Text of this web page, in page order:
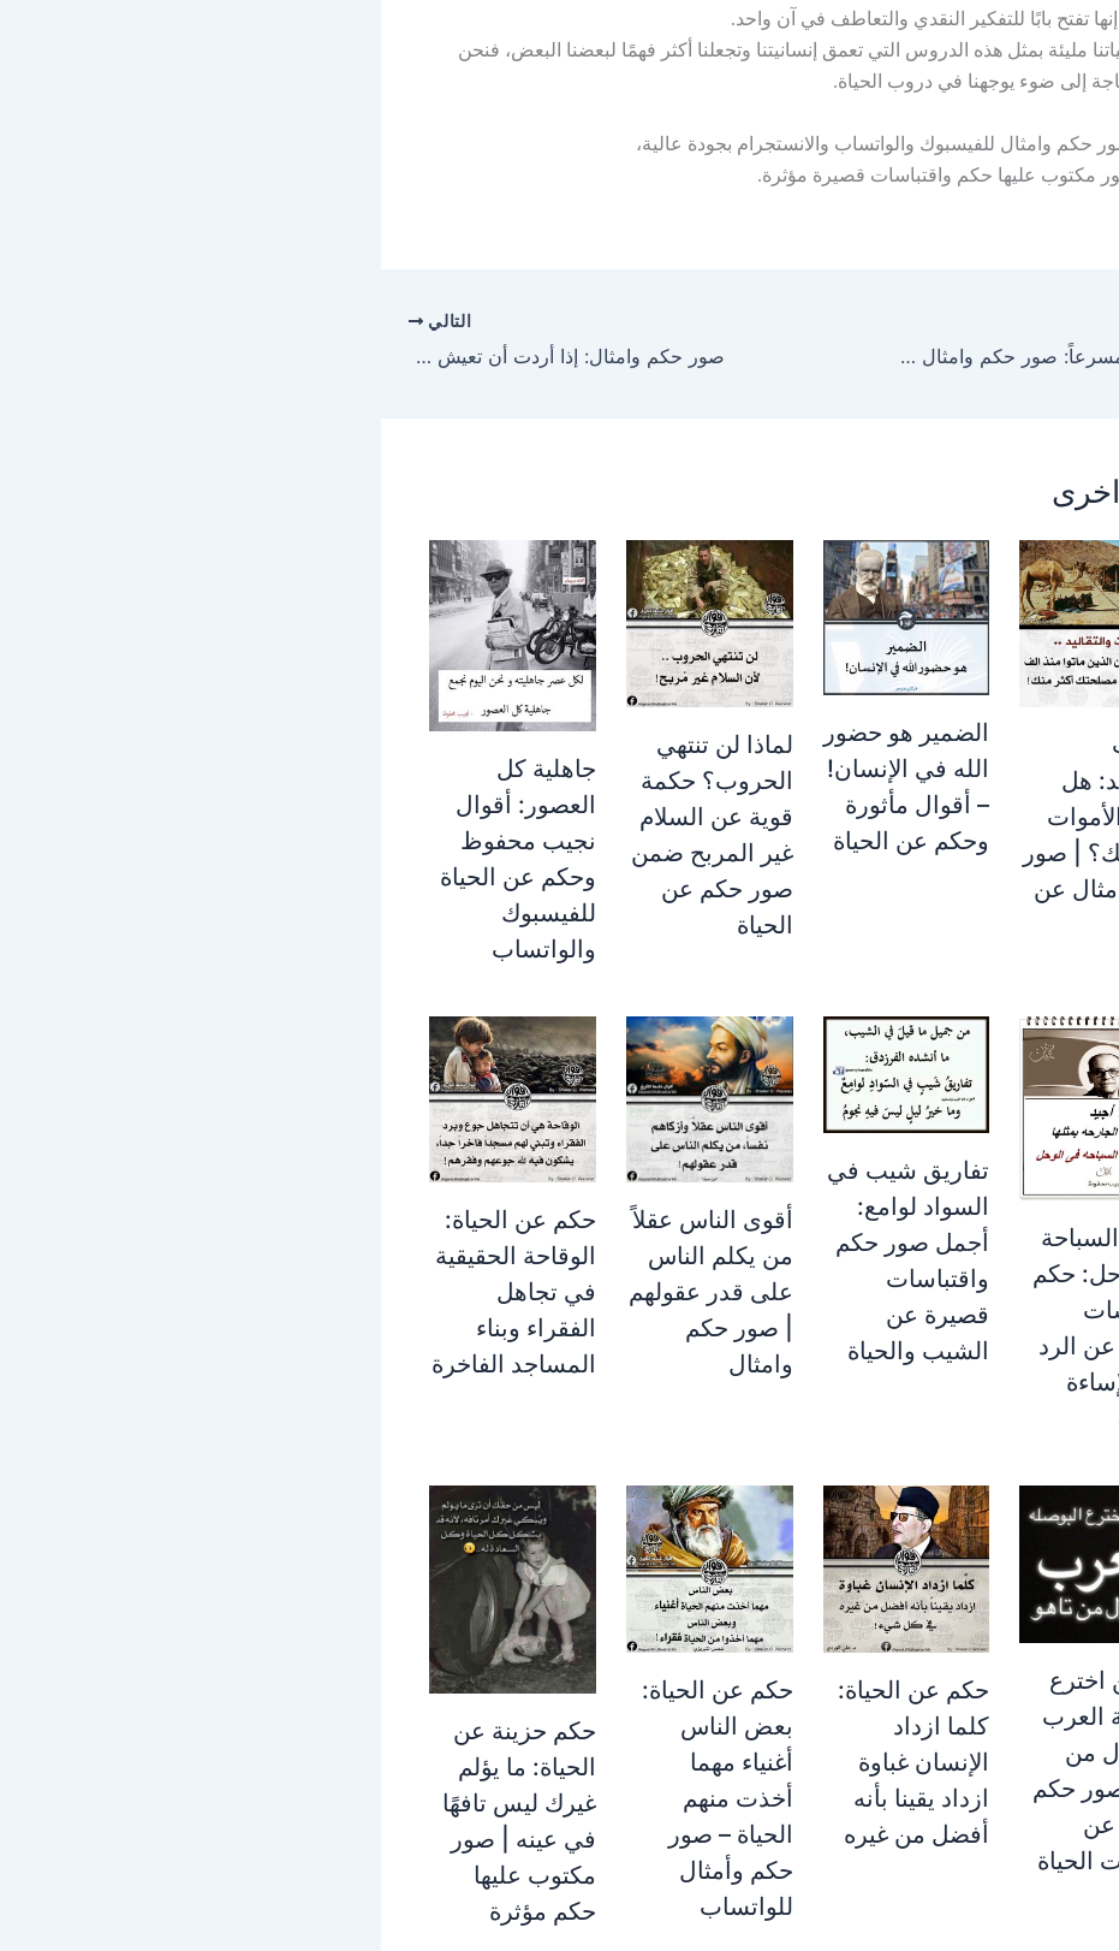
تفتح بابًا للتفكير النقدي والتعاطف في آن واحد.
مليئة بمثل هذه الدروس التي تعمق إنسانيتنا وتجعلنا أكثر فهمًا لبعضنا البعض، فنحن
إلى ضوء يوجهنا في دروب الحياة.
حكم وامثال للفيسبوك والواتساب والانستجرام بجودة عالية،
مكتوب عليها حكم واقتباسات قصيرة مؤثرة.
مر عمري مسرعاً: صور حكم وامثال مؤثرة عن سرعة الزمان وضياع الأيام
التالي
صور حكم وامثال: إذا أردت أن تعيش سعيداً لا تقارن نفسك بالآخرين
هل
| صور
عن
الضمير هو حضور
الله في الإنسان!
– أقوال مأثورة
وحكم عن الحياة
لماذا لن تنتهي
الحروب؟ حكمة
قوية عن السلام
غير المربح ضمن
صور حكم عن
الحياة
جاهلية كل
العصور: أقوال
نجيب محفوظ
وحكم عن الحياة
للفيسبوك
والواتساب
حكم
الرد
تفاريق شيب في
السواد لوامع:
أجمل صور حكم
واقتباسات
قصيرة عن
الشيب والحياة
أقوى الناس عقلاً
من يكلم الناس
على قدر عقولهم
| صور حكم
وامثال
حكم عن الحياة:
الوقاحة الحقيقية
في تجاهل
الفقراء وبناء
المساجد الفاخرة
اخترع
العرب
من
صور حكم
عن
الحياة
حكم عن الحياة:
كلما ازداد
الإنسان غباوة
ازداد يقينا بأنه
أفضل من غيره
حكم عن الحياة:
بعض الناس
أغنياء مهما
أخذت منهم
الحياة – صور
حكم وأمثال
للواتساب
حكم حزينة عن
الحياة: ما يؤلم
غيرك ليس تافهًا
في عينه | صور
مكتوب عليها
حكم مؤثرة